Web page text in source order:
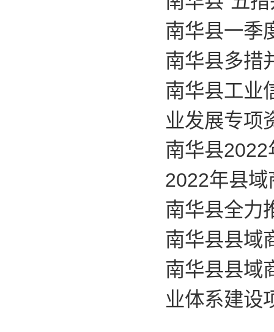
南华县一季
南华县多措
南华县工业
业发展专项
南华县
2022年县
南华县全力
南华县县域
南华县县域
业体系建设